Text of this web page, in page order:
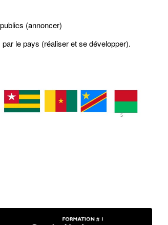
(annoncer)
le pays (réaliser et se développer).